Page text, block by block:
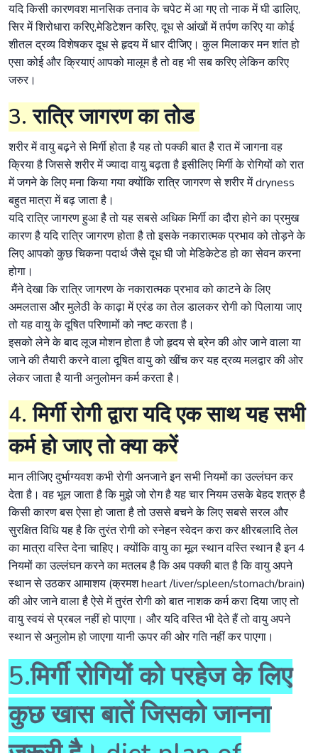
यदि किसी कारणवश मानसिक तनाव के चपेट में आ गए तो नाक में घी डालिए,
सिर में शिरोधारा करिए,मेडिटेशन करिए, दूध से आंखों में तर्पण करिए या कोई
शीतल द्रव्य विशेषकर दूध से हृदय में धार दीजिए। कुल मिलाकर मन शांत हो
एसा कोई और क्रियाएं आपको मालूम है तो वह भी सब करिए लेकिन करिए
जरुर।
3. रात्रि जागरण का तोड
शरीर में वायु बढ़ने से मिर्गी होता है यह तो पक्की बात है रात में जागना वह
क्रिया है जिससे शरीर में ज्यादा वायु बढ़ता है इसीलिए मिर्गी के रोगियों को रात
में जगने के लिए मना किया गया क्योंकि रात्रि जागरण से शरीर में dryness
बहुत मात्रा में बढ़ जाता है।
यदि रात्रि जागरण हुआ है तो यह सबसे अधिक मिर्गी का दौरा होने का प्रमुख
कारण है यदि रात्रि जागरण होता है तो इसके नकारात्मक प्रभाव को तोड़ने के
लिए आपको कुछ चिकना पदार्थ जैसे दूध घी जो मेडिकेटेड हो का सेवन करना
होगा।
मैंने देखा कि रात्रि जागरण के नकारात्मक प्रभाव को काटने के लिए
अमलतास और मुलेठी के काढ़ा में एरंड का तेल डालकर रोगी को पिलाया जाए
तो यह वायु के दूषित परिणामों को नष्ट करता है।
इसको लेने के बाद लूज मोशन होता है जो हृदय से ब्रेन की ओर जाने वाला या
जाने की तैयारी करने वाला दूषित वायु को खींच कर यह द्रव्य मलद्वार की ओर
लेकर जाता है यानी अनुलोमन कर्म करता है।
4. मिर्गी रोगी द्वारा यदि एक साथ यह सभी
कर्म हो जाए तो क्या करें
मान लीजिए दुर्भाग्यवश कभी रोगी अनजाने इन सभी नियमों का उल्लंघन कर
देता है। वह भूल जाता है कि मुझे जो रोग है यह चार नियम उसके बेहद शत्रु है
किसी कारण बस ऐसा हो जाता है तो उससे बचने के लिए सबसे सरल और
सुरक्षित विधि यह है कि तुरंत रोगी को स्नेहन स्वेदन करा कर क्षीरबलादि तेल
का मात्रा वस्ति देना चाहिए। क्योंकि वायु का मूल स्थान वस्ति स्थान है इन 4
नियमों का उल्लंघन करने का मतलब है कि अब पक्की बात है कि वायु अपने
स्थान से उठकर आमाशय (क्रमश heart /liver/spleen/stomach/brain)
की ओर जाने वाला है ऐसे में तुरंत रोगी को बात नाशक कर्म करा दिया जाए तो
वायु स्वयं से प्रबल नहीं हो पाएगा। और यदि वस्ति भी देते हैं तो वायु अपने
स्थान से अनुलोम हो जाएगा यानी ऊपर की ओर गति नहीं कर पाएगा।
5.मिर्गी रोगियों को परहेज के लिए
कुछ खास बातें जिसको जानना